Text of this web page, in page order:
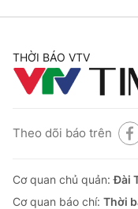
THỜI BÁO VTV
Theo dõi báo trên
Cơ quan chủ quản:Đài
Cơ quan báo chí: Thời